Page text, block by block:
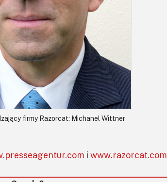
firmy Razorcat: Michanel Wittner
i www.razorcat.com